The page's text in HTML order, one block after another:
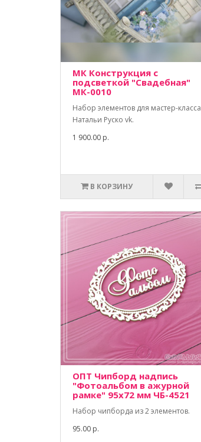
МК Конструкция с
подсветкой "Свадебная"
МК-0010
Набор элементов для мастер-класса
Натальи Руско vk.
1 900.00 р.
В КОРЗИНУ
ОПТ Чипборд надпись
"Фотоальбом в ажурной
рамке" 95х72 мм ЧБ-4521
Набор чипборда из 2 элементов.
95.00 р.